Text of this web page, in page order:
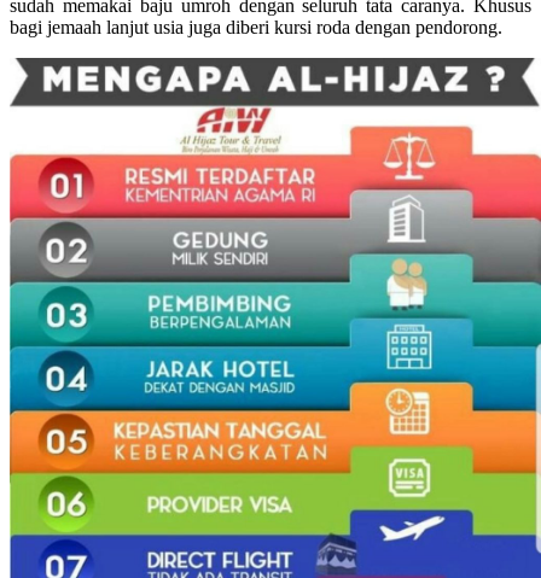
sudah memakai baju umroh dengan seluruh tata caranya. Khusus
bagi jemaah lanjut usia juga diberi kursi roda dengan pendorong.